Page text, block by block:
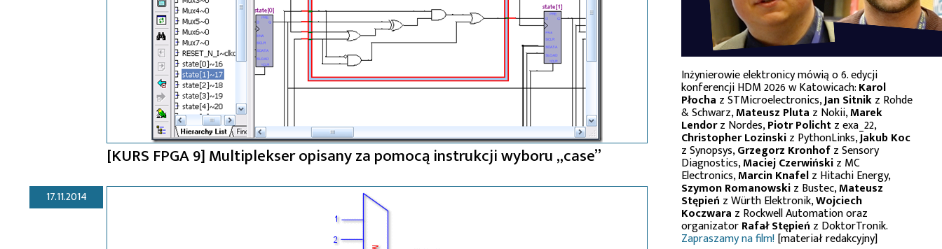
[KURS FPGA 9] Multiplekser opisany za pomocą instrukcji wyboru „case”
17.11.2014
Inżynierowie elektronicy mówią o 6. edycji
konferencji HDM 2026 w Katowicach:Karol
Płocha z STMicroelectronics,Jan Sitnikz Rohde
& Schwarz,Mateusz Pluta z Nokii,Marek
Lendorz Nordes,Piotr Polichtz exa_22,
Christopher Lozinskiz PythonLinks,Jakub Koc
z Synopsys,Grzegorz Kronhofz Sensory
Diagnostics,Maciej Czerwińskiz MC
Electronics,Marcin Knafelz Hitachi Energy,
Szymon Romanowskiz Bustec,Mateusz
Stępień z Würth Elektronik,Wojciech
Koczwara z Rockwell Automation oraz
organizatorRafał Stępień z DoktorTronik.
Zapraszamy na film![materiał redakcyjny]